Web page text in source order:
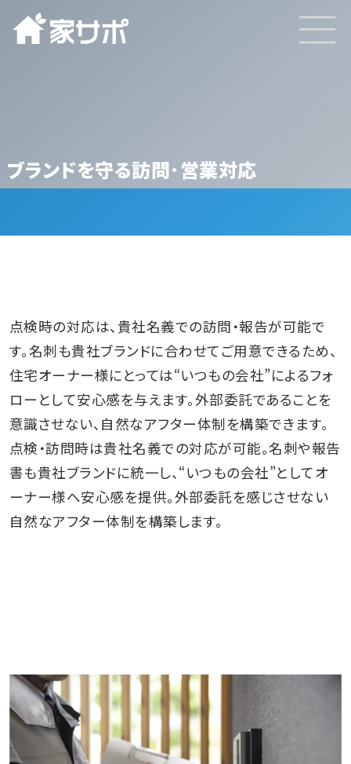
サービスと特徴
実績
会社概要
お知らせ
よくある質問
お問い合わせ
ブランドを守る訪問･営業対応
点検時の対応は、貴社名義での訪問・報告が可能で
す。名刺も貴社ブランドに合わせてご用意できるため、
住宅オーナー様にとっては“いつもの会社”によるフォ
ローとして安心感を与えます。外部委託であることを
意識させない、自然なアフター体制を構築できます。
点検・訪問時は貴社名義での対応が可能。名刺や報告
書も貴社ブランドに統一し、“いつもの会社”としてオ
ーナー様へ安心感を提供。外部委託を感じさせない
自然なアフター体制を構築します。